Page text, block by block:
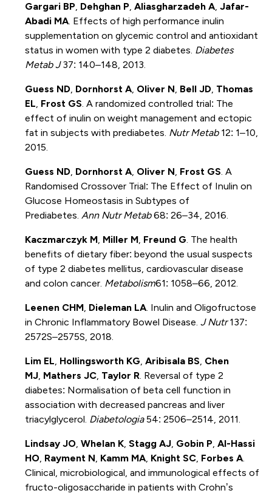
Gargari BP, Dehghan P, Aliasgharzadeh A, Jafar-
Abadi MA. Effects of high performance inulin
supplementation on glycemic control and antioxidant
status in women with type 2 diabetes. Diabetes
Metab J37: 140–148, 2013.
Guess ND, Dornhorst A, Oliver N Bell JD, Thomas
EL Frost GS . A randomized controlled trial: The
effect of inulin on weight management and ectopic
fat in subjects with prediabetes. Nutr Metab12: 1–10,
2015.
Guess ND, Dornhorst A, Oliver N Frost GS . A
Randomised Crossover Trial: The Effect of Inulin on
Glucose Homeostasis in Subtypes of
Prediabetes. Ann Nutr Metab68: 26–34, 2016.
Kaczmarczyk M, Miller M, Freund G . The health
benefits of dietary fiber: beyond the usual suspects
of type 2 diabetes mellitus, cardiovascular disease
and colon cancer. Metabolism61: 1058–66, 2012.
Leenen CHM, Dieleman LA. Inulin and Oligofructose
in Chronic Inflammatory Bowel Disease. J Nutr137:
2572S–2575S, 2018.
Lim EL Hollingsworth KG Aribisala BS Chen
MJ, Mathers JC, Taylor R. Reversal of type 2
diabetes: Normalisation of beta cell function in
association with decreased pancreas and liver
triacylglycerol. Diabetologia54: 2506–2514, 2011.
Lindsay JO, Whelan K, Stagg AJ, Gobin P, Al-Hassi
HO, Rayment N Kamm MA, Knight SC, Forbes A.
Clinical, microbiological, and immunological effects of
fructo-oligosaccharide in patients with Crohn’s